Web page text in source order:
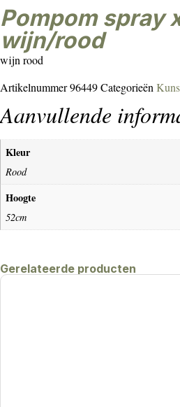
pompom spray x 5 52 cm
wijn/rood
wijn rood
Artikelnummer96449Categorieën
Aanvullende
Kleur
Rood
Hoogte
52cm
Gerelateerde producten